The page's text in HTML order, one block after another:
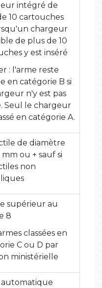
intégré de
10 cartouches
chargeur
de plus de 10
y est inséré
: l'arme reste
en catégorie B si
n'y est pas
Seul le chargeur
en catégorie A.
de diamètre
ou + sauf si
non
supérieur au
8
classées en
C ou D par
ministérielle